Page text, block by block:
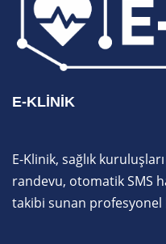
E-KLINIK
E-Klinik, sağlık
randevu, otomatik SMS
takibi sunan